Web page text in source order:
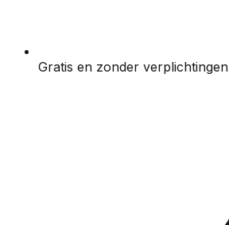
Gratis en zonder verplichtingen